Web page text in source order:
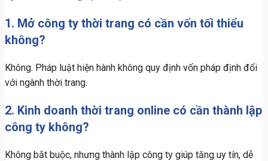
1. Mở công ty thời trang có cần vốn tối thiểu
không?
Không. Pháp luật hiện hành không quy định vốn pháp định đối
với ngành thời trang.
2. Kinh doanh thời trang online có cần thành lập
công ty không?
Không bắt buộc, nhưng thành lập công ty giúp tăng uy tín, dễ